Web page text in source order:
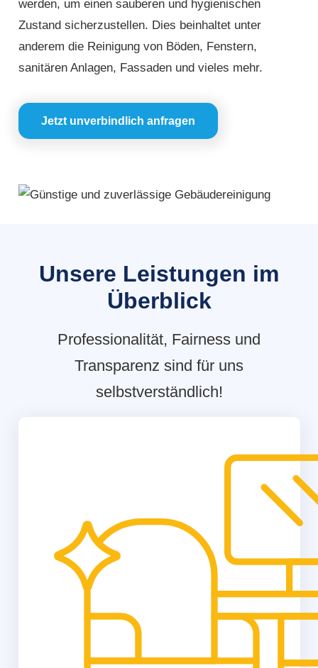
werden, um einen sauberen und hygienischen
Zustand sicherzustellen. Dies beinhaltet unter
anderem die Reinigung von Böden, Fenstern,
sanitären Anlagen, Fassaden und vieles mehr.
Jetzt unverbindlich anfragen
Unsere Leistungen im
Überblick
Professionalität, Fairness und
Transparenz sind für uns
selbstverständlich!